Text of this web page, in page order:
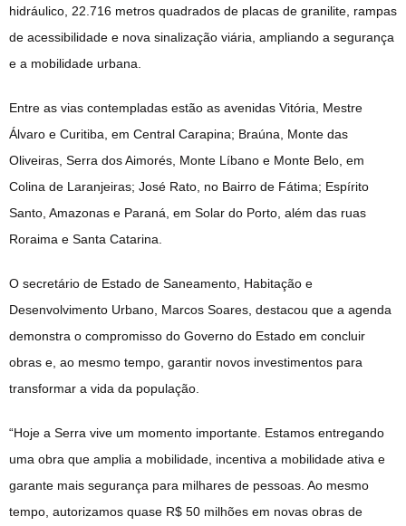
hidráulico, 22.716 metros quadrados de placas de granilite, rampas
de acessibilidade e nova sinalização viária, ampliando a segurança
e a mobilidade urbana.
Entre as vias contempladas estão as avenidas Vitória, Mestre
Álvaro e Curitiba, em Central Carapina; Braúna, Monte das
Oliveiras, Serra dos Aimorés, Monte Líbano e Monte Belo, em
Colina de Laranjeiras; José Rato, no Bairro de Fátima; Espírito
Santo, Amazonas e Paraná, em Solar do Porto, além das ruas
Roraima e Santa Catarina.
O secretário de Estado de Saneamento, Habitação e
Desenvolvimento Urbano, Marcos Soares, destacou que a agenda
demonstra o compromisso do Governo do Estado em concluir
obras e, ao mesmo tempo, garantir novos investimentos para
transformar a vida da população.
“Hoje a Serra vive um momento importante. Estamos entregando
uma obra que amplia a mobilidade, incentiva a mobilidade ativa e
garante mais segurança para milhares de pessoas. Ao mesmo
tempo, autorizamos quase R$ 50 milhões em novas obras de